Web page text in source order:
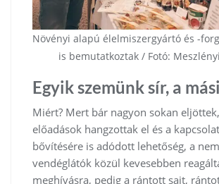
Növényi alapú élelmiszergyártó és -
is bemutatkoztak / Fotó:
Egyik szemünk sír, a
Miért? Mert bár nagyon sokan
előadások hangzottak el és a
bővítésére is adódott lehetőség, a
vendéglátók közül kevesebben
meghívásra, pedig a rántott sajt,